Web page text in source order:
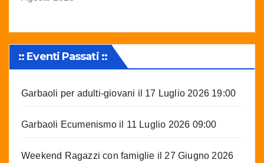
:: Eventi Passati ::
Garbaoli per adulti-giovani il 17 Luglio 2026 19:00
Garbaoli Ecumenismoil 11 Luglio 2026 09:00
Weekend Ragazzi con famiglie il 27 Giugno 2026